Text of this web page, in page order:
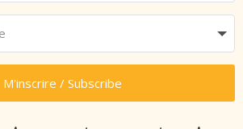
M'inscrire / Subscribe